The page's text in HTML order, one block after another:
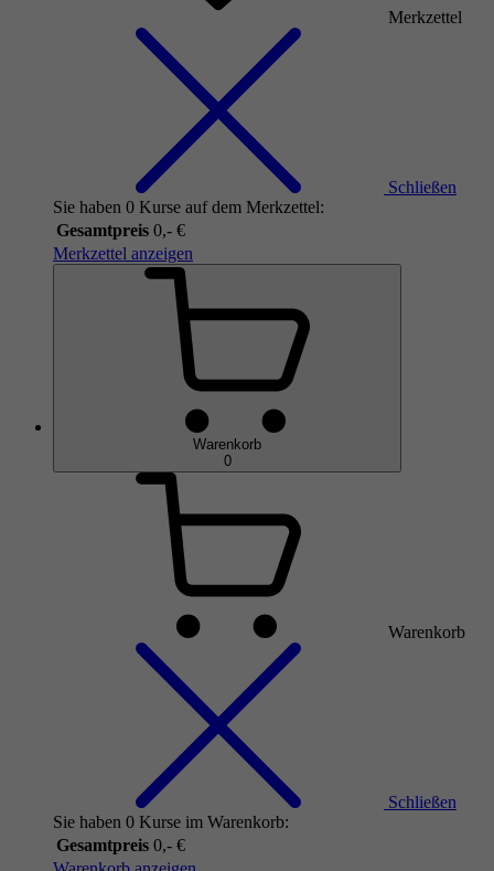
Merkzettel
Schließen
Sie haben 0 Kurse auf dem Merkzettel:
Gesamtpreis 0,- €
Merkzettel anzeigen
Warenkorb
0
Warenkorb
Schließen
Sie haben 0 Kurse im Warenkorb:
Gesamtpreis 0,- €